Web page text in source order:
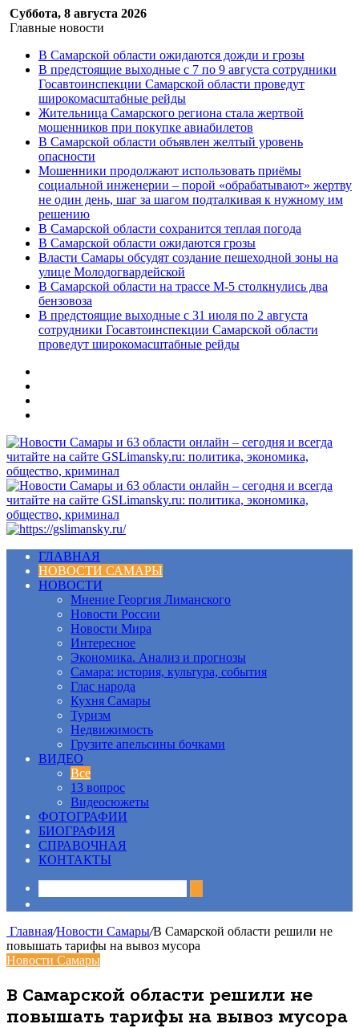
Суббота, 8 августа 2026
Главные новости
В Самарской области ожидаются дожди и грозы
В предстоящие выходные с 7 по 9 августа сотрудники
Госавтоинспекции Самарской области проведут
широкомасштабные рейды
Жительница Самарского региона стала жертвой
мошенников при покупке авиабилетов
В Самарской области объявлен желтый уровень
опасности
Мошенники продолжают использовать приёмы
социальной инженерии – порой «обрабатывают» жертву
не один день, шаг за шагом подталкивая к нужному им
решению
В Самарской области сохранится теплая погода
В Самарской области ожидаются грозы
Власти Самары обсудят создание пешеходной зоны на
улице Молодогвардейской
В Самарской области на трассе М-5 столкнулись два
бензовоза
В предстоящие выходные с 31 июля по 2 августа
сотрудники Госавтоинспекции Самарской области
проведут широкомасштабные рейды
Меню
ГЛАВНАЯ
НОВОСТИ САМАРЫ
НОВОСТИ
Мнение Георгия Лиманского
Новости России
Новости Мира
Интересное
Экономика. Анализ и прогнозы
Самара: история, культура, события
Глас народа
Кухня Самары
Туризм
Недвижимость
Грузите апельсины бочками
ВИДЕО
Все
13 вопрос
Видеосюжеты
ФОТОГРАФИИ
БИОГРАФИЯ
СПРАВОЧНАЯ
КОНТАКТЫ
Главная/Новости Самары/В Самарской области решили не
повышать тарифы на вывоз мусора
Новости Самары
В Самарской области решили не
повышать тарифы на вывоз мусора